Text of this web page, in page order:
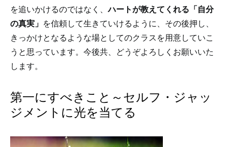
を追いかけるのではなく、ハートが教えてくれる「自分
の真実」 を信頼して生きていけるように、その後押し、
きっかけとなるような場としてのクラスを用意していこ
うと思っています。今後共、どうぞよろしくお願いいた
します。
第一にすべきこと～セルフ・ジャッ
ジメントに光を当てる